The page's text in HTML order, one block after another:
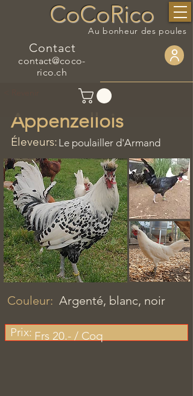
CoCoRico
Au bonheur des poules
Contact
contact@coco-
rico.ch
Appenzellois
Éleveurs: Le poulailler d'Armand
​
Couleur: Argenté, blanc, noir
Prix: Frs 20.- / Coq